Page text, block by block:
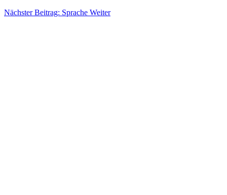
Nächster Beitrag: Sprache Weiter